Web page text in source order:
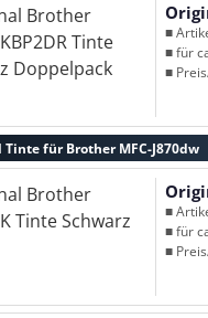
■
■ für
■
für Brother MFC-J870dw
■
■ für
■